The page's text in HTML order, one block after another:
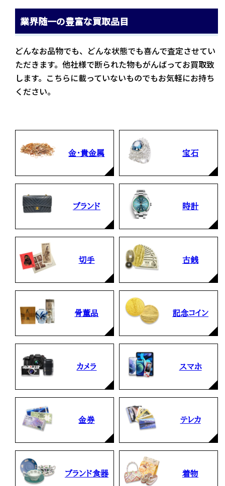
業界随一の豊富な買取品目
どんなお品物でも、どんな状態でも喜んで査定させてい
ただきます。他社様で断られた物もがんばってお買取致
します。こちらに載っていないものでもお気軽にお持ち
ください。
金・貴金属 宝石
ブランド 時計
切手 古銭
骨董品 記念コイン
カメラ スマホ
金券 テレカ
ブランド食器 着物